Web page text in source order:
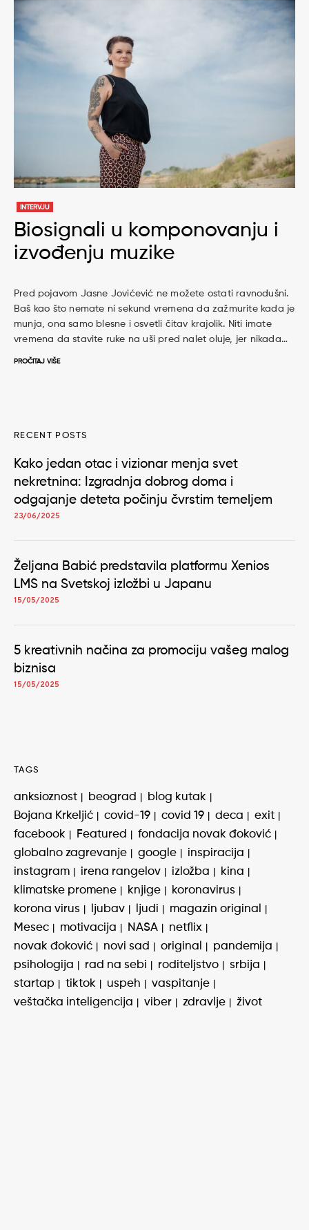
INTERVJU
Biosignali u komponovanju i
izvođenju muzike
Pred pojavom Jasne Jovićević ne možete ostati ravnodušni.
Baš kao što nemate ni sekund vremena da zažmurite kada je
munja, ona samo blesne i osvetli čitav krajolik. Niti imate
vremena da stavite ruke na uši pred nalet oluje, jer nikada…
PROČITAJ VIŠE
RECENT POSTS
Kako jedan otac i vizionar menja svet
nekretnina: Izgradnja dobrog doma i
odgajanje deteta počinju čvrstim temeljem
23/06/2025
Željana Babić predstavila platformu Xenios
LMS na Svetskoj izložbi u Japanu
15/05/2025
5 kreativnih načina za promociju vašeg malog
biznisa
15/05/2025
TAGS
anksioznost beograd
blog kutak
Bojana Krkeljić
covid-19 covid 19 deca
exit
facebook
Featured
fondacija novak đoković
globalno zagrevanje
google
inspiracija
instagram
irena rangelov izložba
kina
klimatske promene
knjige
koronavirus
korona virus
ljubav ljudi
magazin original
Mesec
motivacija NASA
netflix
novak đoković
novi sad original
pandemija
psihologija
rad na sebi roditeljstvo
srbija
startap
tiktok uspeh
vaspitanje
veštačka inteligencija
viber zdravlje život